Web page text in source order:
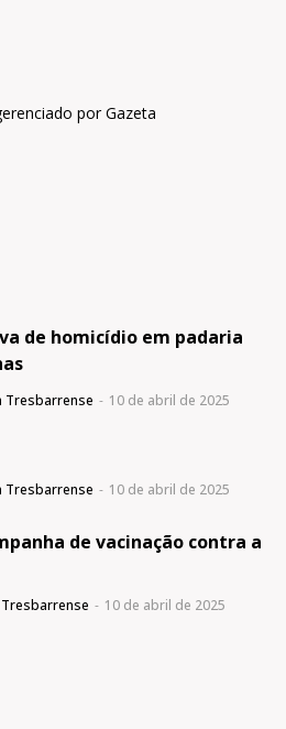
por Gazeta
de homicídio em padaria
Tresbarrense - 10 de abril de 2025
Tresbarrense - 10 de abril de 2025
de vacinação contra a
Tresbarrense - 10 de abril de 2025